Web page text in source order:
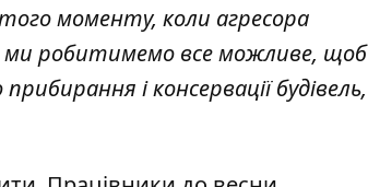
моменту, коли агресора
ми робитимемо все можливе, щоб
і консервації будівель,